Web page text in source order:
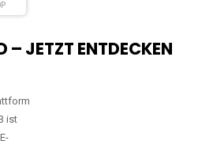
– JETZT ENTDECKEN
ist